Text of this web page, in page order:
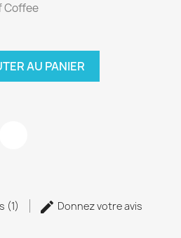
Coffee
AU PANIER
(1) Donnez votre avis